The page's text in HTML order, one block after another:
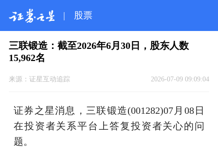
| 股票
三联锻造：截至2026年6月30日，股东人数
15,962名
来源： 证星互动追踪 2026-07-09 09:09:04
证券之星消息，三联锻造(001282)07月08日
在投资者关系平台上答复投资者关心的问
题。